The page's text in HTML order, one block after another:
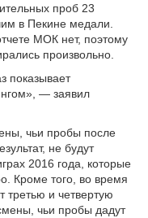
проб 23
в Пекине медали.
МОК нет, поэтому
произвольно.
показывает
— заявил
чьи пробы после
не будут
2016 года, которые
Кроме того, во время
третью и четвертую
чьи пробы дадут